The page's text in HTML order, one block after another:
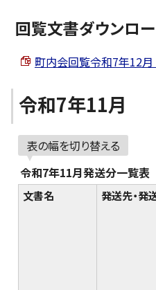
回覧文書ダウンロ
町内会回覧令和7年12月
令和7年11月
表の幅を切り替える
令和7年11月発送分一覧表
文書名 発送先・発